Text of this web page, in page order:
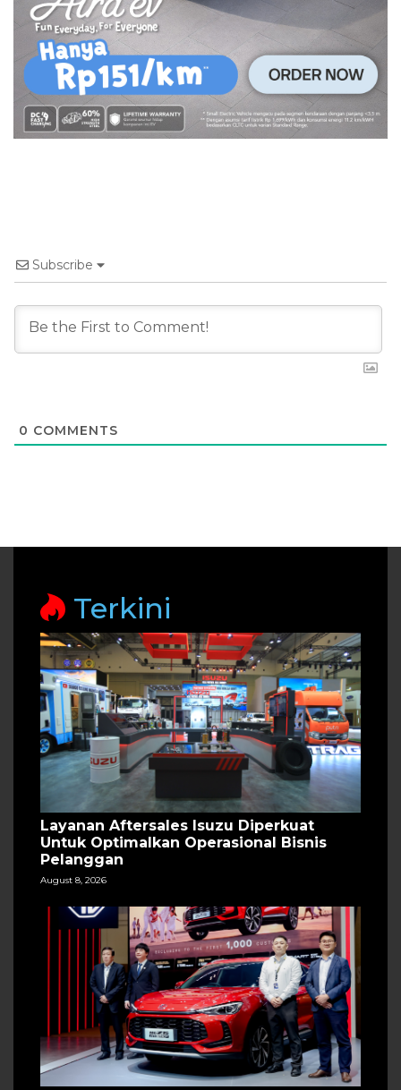
Subscribe
0 COMMENTS
Terkini
Layanan Aftersales Isuzu Diperkuat
Untuk Optimalkan Operasional Bisnis
Pelanggan
August 8, 2026